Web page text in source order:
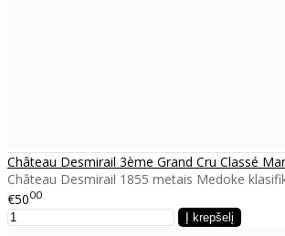
Château Desmirail 3ème Grand Cru Classé
Château Desmirail 1855 metais Medoke
€5000